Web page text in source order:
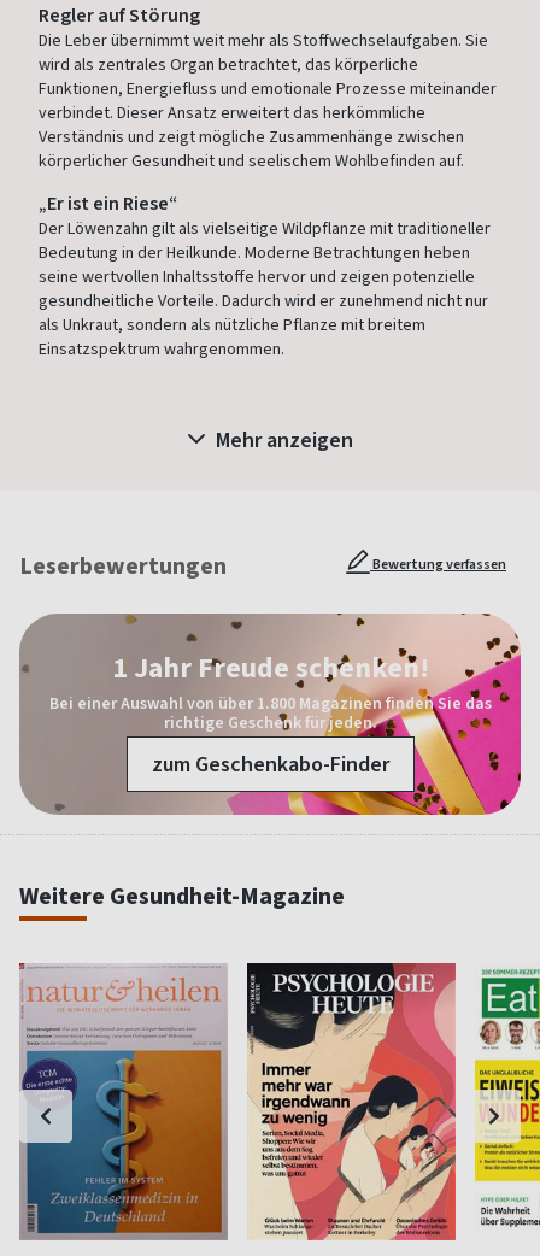
Regler auf Störung
Die Leber übernimmt weit mehr als Stoffwechselaufgaben. Sie
wird als zentrales Organ betrachtet, das körperliche
Funktionen, Energiefluss und emotionale Prozesse miteinander
verbindet. Dieser Ansatz erweitert das herkömmliche
Verständnis und zeigt mögliche Zusammenhänge zwischen
körperlicher Gesundheit und seelischem Wohlbefinden auf.
„Er ist ein Riese“
Der Löwenzahn gilt als vielseitige Wildpflanze mit traditioneller
Bedeutung in der Heilkunde. Moderne Betrachtungen heben
seine wertvollen Inhaltsstoffe hervor und zeigen potenzielle
gesundheitliche Vorteile. Dadurch wird er zunehmend nicht nur
als Unkraut, sondern als nützliche Pflanze mit breitem
Einsatzspektrum wahrgenommen.
Mehr anzeigen
Leserbewertungen Bewertung verfassen
1 Jahr Freude schenken!
Bei einer Auswahl von über 1.800 Magazinen finden Sie das
richtige Geschenk für jeden.
zum Geschenkabo-Finder
Weitere Gesundheit-Magazine